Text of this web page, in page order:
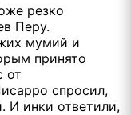
резко
Перу.
мумий и
принято
от
спросил,
И инки ответили,